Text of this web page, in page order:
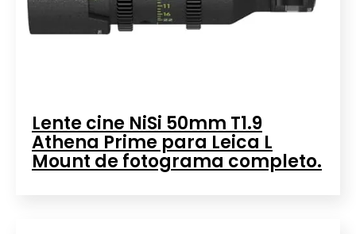
Lente cine NiSi 50mm T1.9
Athena Prime para Leica L
Mount de fotograma completo.